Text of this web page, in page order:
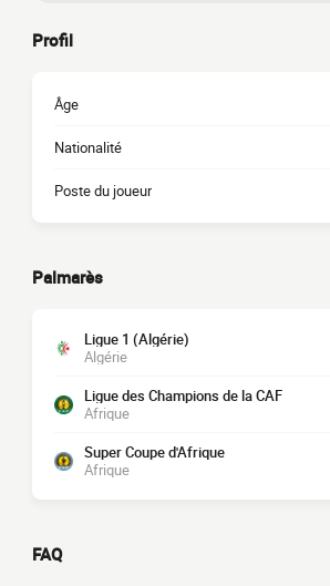
Profil
Âge
Nationalité
Poste du joueur
Palmarès
Ligue 1 (Algérie)
Algérie
Ligue des Champions de la CAF
Afrique
Super Coupe d'Afrique
Afrique
FAQ